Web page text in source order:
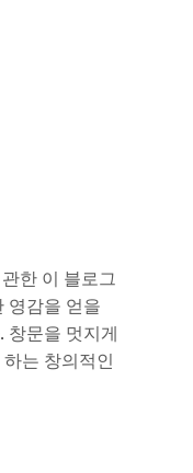
한 이 블로그
영감을 얻을
창문을 멋지게
는 창의적인